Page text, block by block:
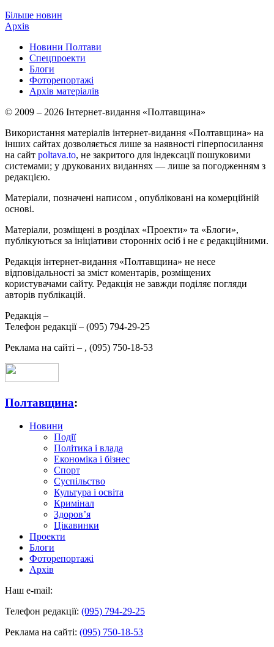
Більше новин
Архів
Новини Полтави
Спецпроекти
Блоги
Фоторепортажі
Архів матеріалів
© 2009 – 2026 Інтернет-видання «Полтавщина»
Використання матеріалів інтернет-видання «Полтавщина» на
інших сайтах дозволяється лише за наявності гіперпосилання
на сайт poltava.to, не закритого для індексації пошуковими
системами; у друкованих виданнях — лише за погодженням з
редакцією.
Матеріали, позначені написом , опубліковані на комерційній
основі.
Матеріали, розміщені в розділах «Проекти» та «Блоги»,
публікуються за ініціативи сторонніх осіб і не є редакційними.
Редакція інтернет-видання «Полтавщина» не несе
відповідальності за зміст коментарів, розміщених
користувачами сайту. Редакція не завжди поділяє погляди
авторів публікацій.
Редакція –
Телефон редакції – (095) 794-29-25
Реклама на сайті – , (095) 750-18-53
Полтавщина:
Новини
Події
Політика і влада
Економіка і бізнес
Спорт
Суспільство
Культура і освіта
Кримінал
Здоров’я
Цікавинки
Проекти
Блоги
Фоторепортажі
Архів
Наш e-mail:
Телефон редакції: (095) 794-29-25
Реклама на сайті: (095) 750-18-53